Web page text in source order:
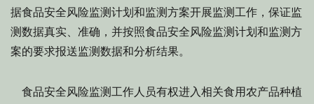
据食品安全风险监测计划和监测方案开展监测工作，保证监
测数据真实、准确，并按照食品安全风险监测计划和监测方
案的要求报送监测数据和分析结果。
食品安全风险监测工作人员有权进入相关食用农产品种植